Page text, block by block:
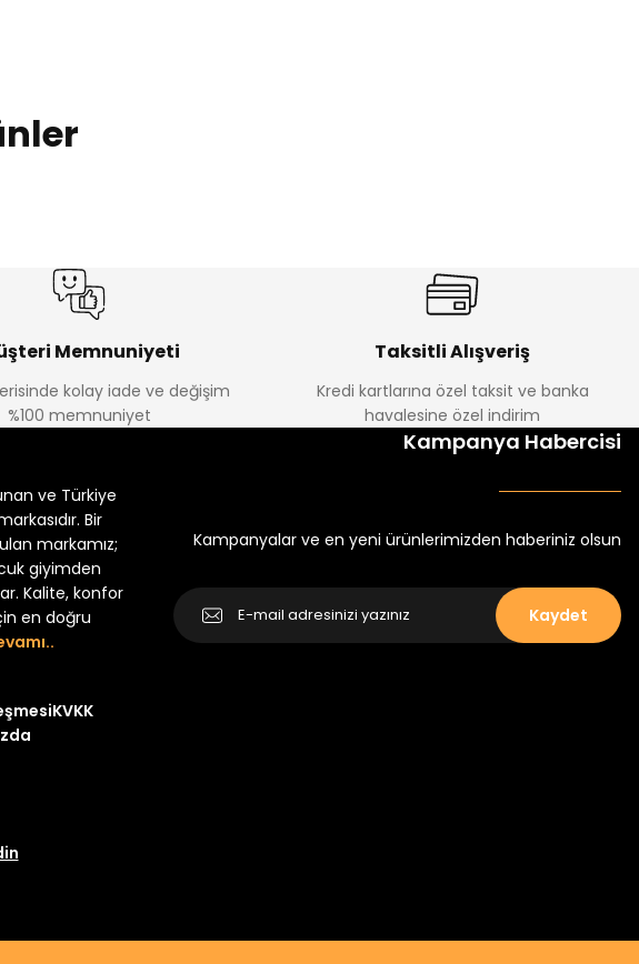
Kız Çocuk Kot Pantolon Melra Kız Çocuk Kot Pantolon
₺ 250
%22
Koren Kız Çocuk ve Bebek Tayt
Memnuniyeti
kolay iade ve değişim
%100 memnuniyet
Taksitli Alışveriş
Kredi kartlarına özel taksit ve banka
havalesine özel indirim
ve Türkiye
Bir
markamız;
giyimden
Kalite, konfor
en doğru
KVKK
Kampanya Habercisi
Kampanyalar ve en yeni ürünlerimizden haberiniz olsun
Kaydet